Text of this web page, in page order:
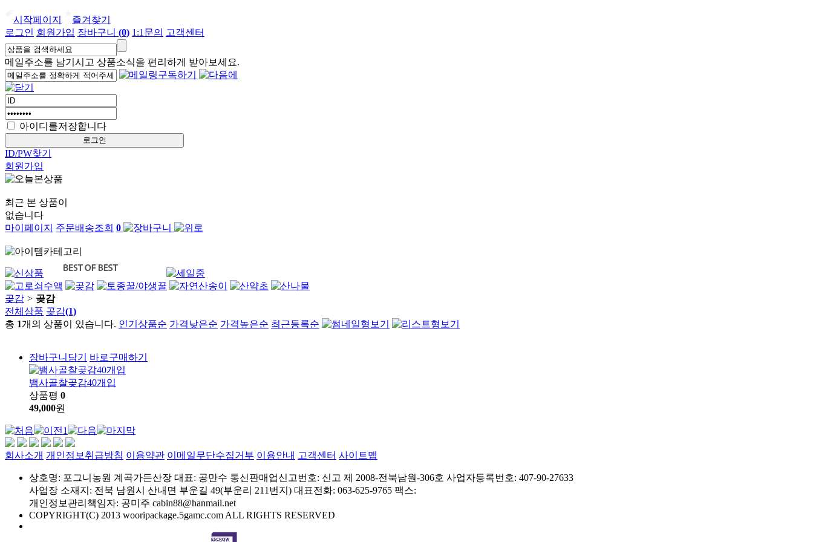
시작페이지
즐겨찾기
로그인 회원가입 장바구니 (0) 1:1문의 고객센터
메일주소를 남기시고 상품소식을 편리하게 받아보세요.
아이디를저장합니다
ID/PW찾기
회원가입
최근 본 상품이
없습니다
마이페이지
주문배송조회 0
곶감 > 곶감
전체상품 곶감(1)
총 1개의 상품이 있습니다. 인기상품순 가격낮은순 가격높은순 최근등록순
장바구니담기 바로구매하기
뱀사골찰곶감40개입
상품평 0
49,000원
1
회사소개 개인정보취급방침 이용약관 이메일무단수집거부 이용안내 고객센터 사이트맵
상호명: 포그니농원 계곡가든산장 대표: 공만수 통신판매업신고번호: 신고 제 2008-전북남원-306호 사업자등록번호: 407-90-27633
사업장 소재지: 전북 남원시 산내면 부운길 49(부운리 211번지) 대표전화: 063-625-9765 팩스:
개인정보관리책임자: 공미주 cabin88@hanmail.net
COPYRIGHT(C) 2013 wooripackage.5gamc.com ALL RIGHTS RESERVED